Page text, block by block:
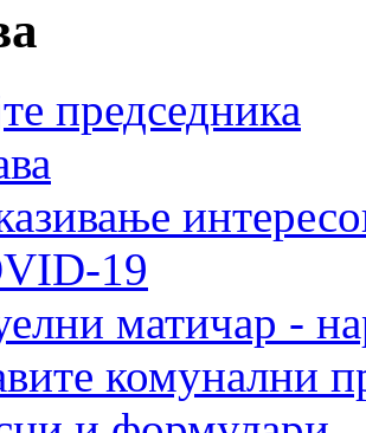
председника
19
матичар -
комунални